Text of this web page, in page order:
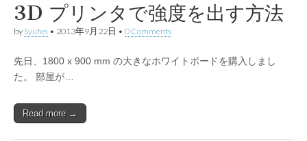
3D プリンタで強度を出す方法
by Syuhei • 2013年9月22日 • 0 Comments
先日、1800 x 900 mm の大きなホワイトボードを購入しまし
た。 部屋が…
Read more →